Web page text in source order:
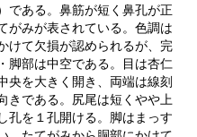
である。鼻筋が短く鼻孔が正
がみが表されている。色調は
けて欠損が認められるが、完
脚部は中空である。目は杏仁
央を大きく開き、両端は線刻
きである。尻尾は短くやや上
孔を１孔開ける。脚はまっす